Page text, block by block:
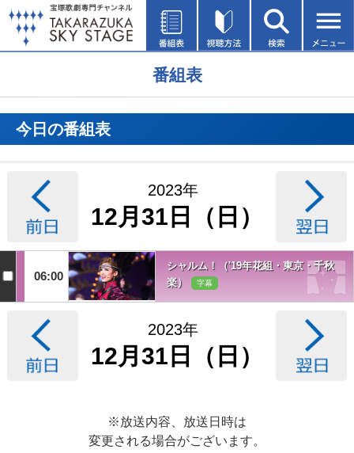
番組表
今日の番組表
2023年
12月31日（日）
06:00
シャルム！（'19年花組・東京・千秋
楽）
字幕
2023年
12月31日（日）
※放送内容、放送日時は
変更される場合がございます。